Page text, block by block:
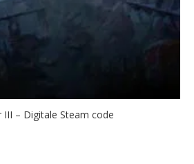
– Digitale Steam code